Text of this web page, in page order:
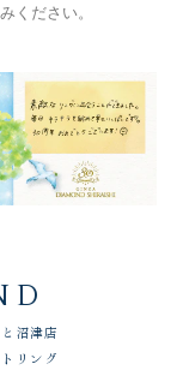
ください。
沼津店
リング